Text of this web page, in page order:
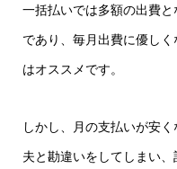
一括払いでは多額の出費
であり、毎月出費に優し
はオススメです。
しかし、月の支払いが安
夫と勘違いをしてしまい